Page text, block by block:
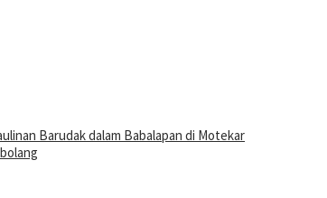
Barudak dalam Babalapan di Motekar